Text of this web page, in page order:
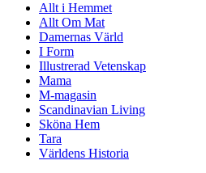
Allt i Hemmet
Allt Om Mat
Damernas Värld
I Form
Illustrerad Vetenskap
Mama
M-magasin
Scandinavian Living
Sköna Hem
Tara
Världens Historia